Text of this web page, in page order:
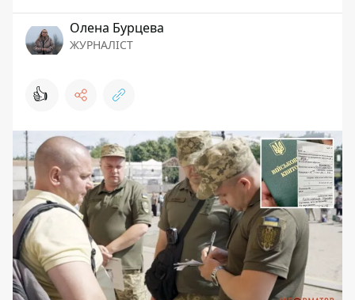
Олена Бурцева
ЖУРНАЛІСТ
👍